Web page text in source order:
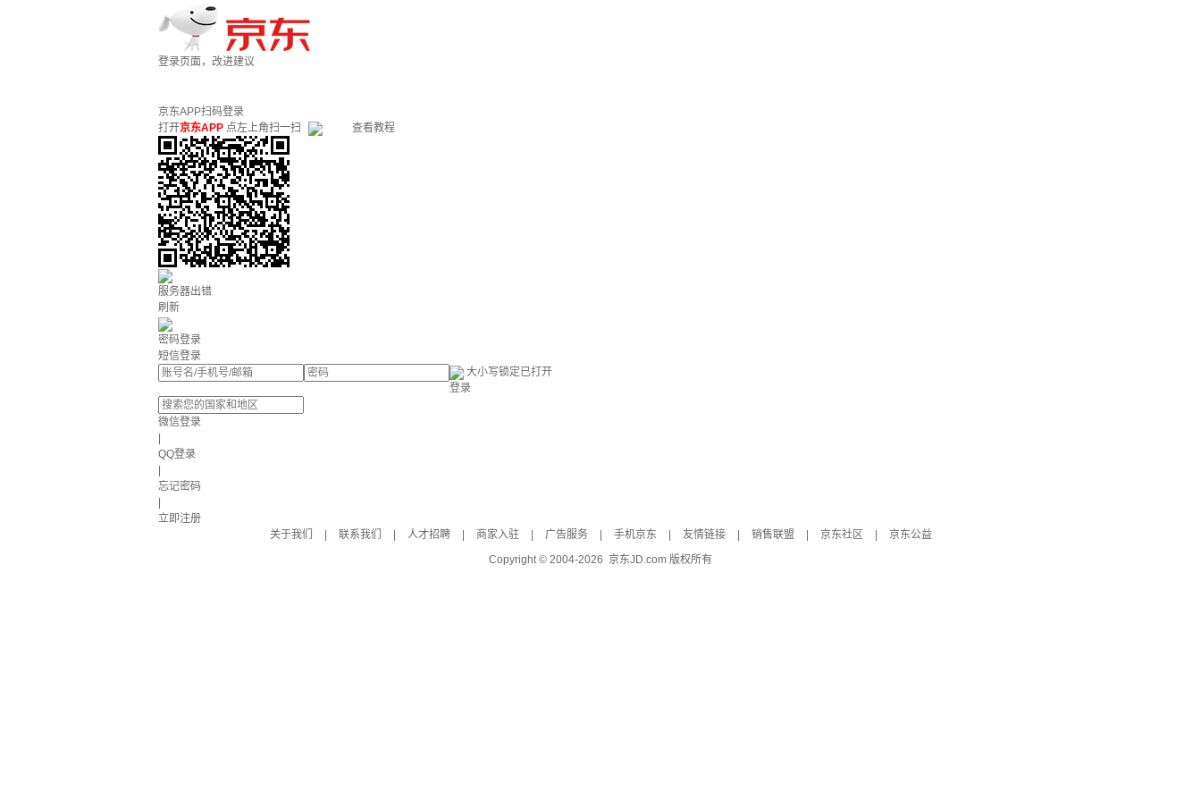
登录页面，改进建议
京东APP扫码登录
打开京东APP 点左上角扫一扫 查看教程
服务器出错
刷新
密码登录
短信登录
大小写锁定已打开
登录
微信登录
QQ登录
忘记密码
立即注册
关于我们
联系我们 人才招聘 商家入驻 广告服务 手机京东 友情链接 销售联盟 京东社区
京东公益
Copyright © 2004-2026 京东JD.com 版权所有